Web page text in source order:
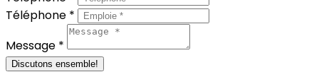
Téléphone *
Message *
Discutons ensemble!